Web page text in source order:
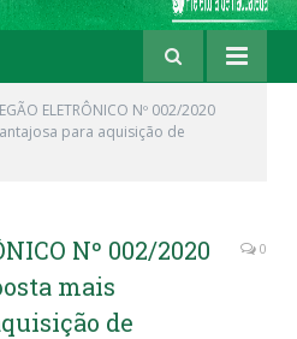
ELETRÔNICO Nº 002/2020
para aquisição de
Nº 002/2020
mais
de
0